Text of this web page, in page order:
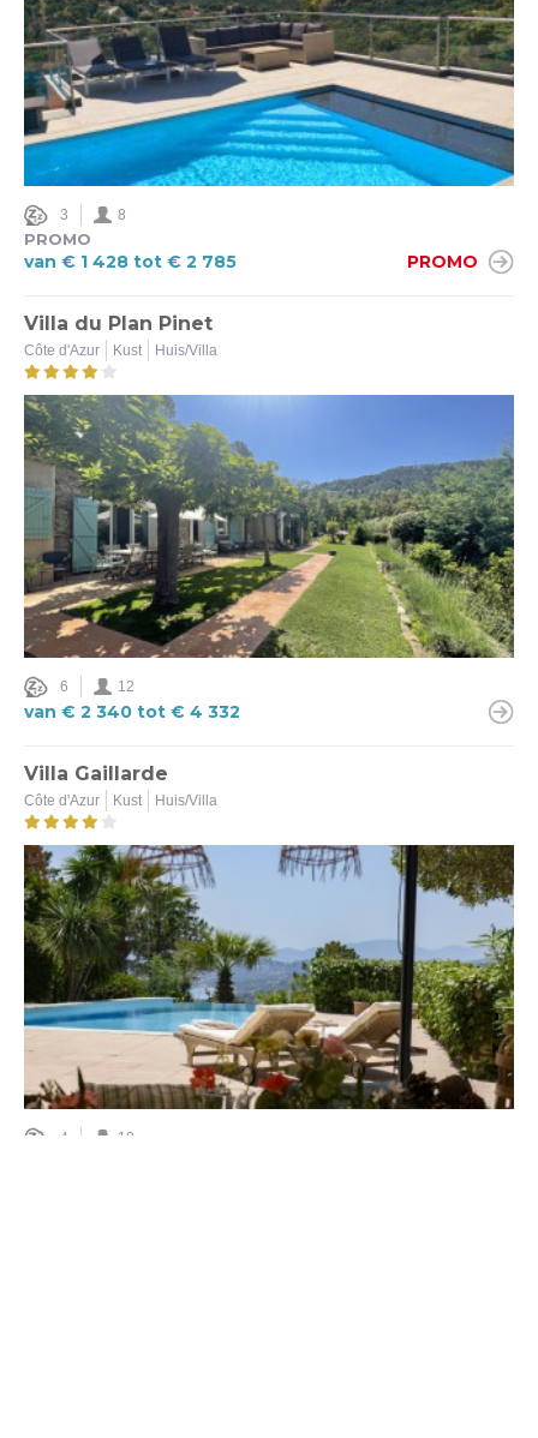
3 8
PROMO
van € 1 428 tot € 2 785 PROMO
Villa du Plan Pinet
Côte d'Azur Kust Huis/Villa
6 12
van € 2 340 tot € 4 332
Villa Gaillarde
Côte d'Azur Kust Huis/Villa
4 10